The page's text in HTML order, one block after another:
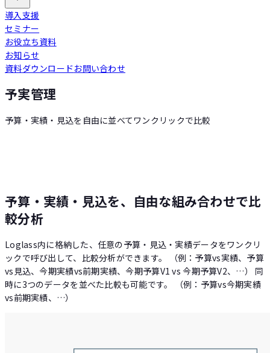
Loglass 経営管理
Loglass 人員計画
Loglass 設備投資計画
導入事例
導入支援
セミナー
お役立ち資料
お知らせ
資料ダウンロードお問い合わせ
予実管理
予算・実績・見込を自由に並べてワンクリックで比較
予算・実績・見込を、自由な組み合わせで比
較分析
Loglass内に格納した、任意の予算・見込・実績データをワンクリ
ックで呼び出して、比較分析ができます。 （例：予算vs実績、予算
vs見込、今期実績vs前期実績、今期予算V1 vs 今期予算V2、…） 同
時に3つのデータを並べた比較も可能です。 （例：予算vs今期実績
vs前期実績、…）